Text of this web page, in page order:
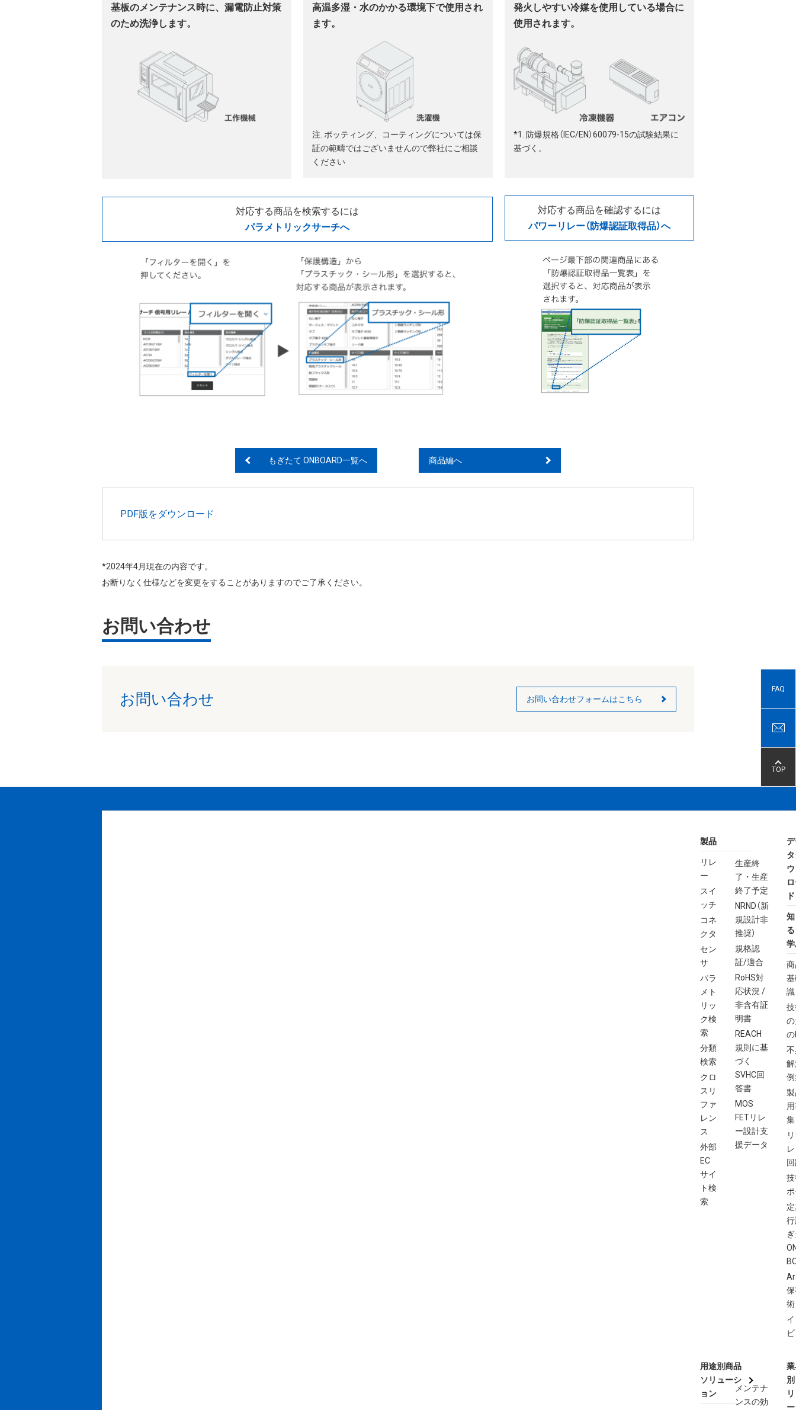
基板のメンテナンス時に、漏電防止対策
のため洗浄します。
高温多湿・水のかかる環境下で使用され
ます。
注. ポッティング、コーティングについては保
証の範疇ではございませんので弊社にご相談
ください
対応する商品を検索するには
パラメトリックサーチへ
発火しやすい冷媒を使用している場合に
使用されます。
*1. 防爆規格（IEC/EN）60079-15の試験結果に
基づく。
対応する商品を確認するには
パワーリレー（防爆認証取得品）へ
もぎたて ONBOARD一覧へ 商品編へ
PDF版をダウンロード
*2024年4月現在の内容です。
お断りなく仕様などを変更をすることがありますのでご了承ください。
お問い合わせ
お問い合わせ お問い合わせフォームはこちら
FAQ
TOP
製品
リレ
ー
スイ
ッチ
コネ
クタ
セン
サ
パラ
メト
リッ
ク検
索
分類
検索
クロ
スリ
ファ
レン
ス
外部
EC
サイ
ト検
索
生産終
了・生産
終了予定
NRND（新
規設計非
推奨）
規格認
証/適合
RoHS対
応状況 /
非含有証
明書
REACH
規則に基
づく
SVHC回
答書
MOS
FETリレ
ー設計支
援データ
ド
知
識
の
集
術
用途別商品
ソリューシ
ョン
メンテナ
ンスの効